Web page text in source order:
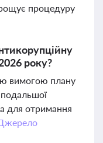
процедуру
року?
вимогою плану
для отримання